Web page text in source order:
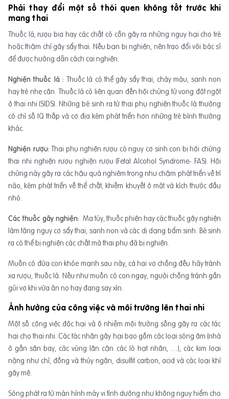
Phải thay đổi một số thói quen không tốt trước khi
mang thai
Thuốc lá, rượu bia hay các chất có cồn gây ra những nguy hại cho trẻ
hoặc thậm chí gây sẩy thai. Nếu bạn bị nghiện, nên trao đổi với bác sĩ
để được hướng dẫn cách cai nghiện.
Nghiện thuốc lá : Thuốc lá có thể gây sẩy thai, chảy máu, sanh non
hay trẻ nhẹ cân. Thuốc lá có liên quan đến hội chứng tử vong đột ngột
ở thai nhi (SIDS). Những bé sinh ra từ thai phụ nghiện thuốc lá thường
có chỉ số IQ thấp và cơ địa kém phát triển hơn những trẻ bình thường
khác.
Nghiện rượu: Thai phụ nghiện rượu có nguy cơ sinh con bị hội chứng
thai nhi nghiện rượu nghiện rượu (Fetal Alcohol Syndrome- FAS). Hội
chứng này gây ra các hậu quả nghiêm trọng như chậm phát triển về trí
não, kém phát triển về thể chất, khiếm khuyết ở mặt và kích thước đầu
nhỏ.
Các thuốc gây nghiện: Ma túy, thuốc phiện hay các thuốc gây nghiện
làm tăng nguy cơ sẩy thai, sanh non và các dị dạng bẩm sinh. Bé sinh
ra có thể bị nghiện các chất mà thai phụ đã bị nghiện.
Muốn có đứa con khỏe mạnh sau này, cả hai vợ chồng đều hãy tránh
xa rượu, thuốc lá. Nếu như muốn có con ngay, người chồng tránh gần
gũi vợ khi vừa ăn no hay đang say xỉn.
Ảnh hưởng của công việc và môi trường lên thai nhi
Một số công việc độc hại và ô nhiễm môi trường sống gây ra các tác
hại cho thai nhi. Các tác nhân gây hại bao gồm các loại sóng âm (nhà
ở gần sân bay, các vùng lân cận các lò hạt nhân, …), các kim loại
nặng như chì, đồng và thủy ngân, disulfit carbon, acid và các loại khí
gây mê.
Sóng phát ra từ màn hình máy vi tính dường như không nguy hiểm cho